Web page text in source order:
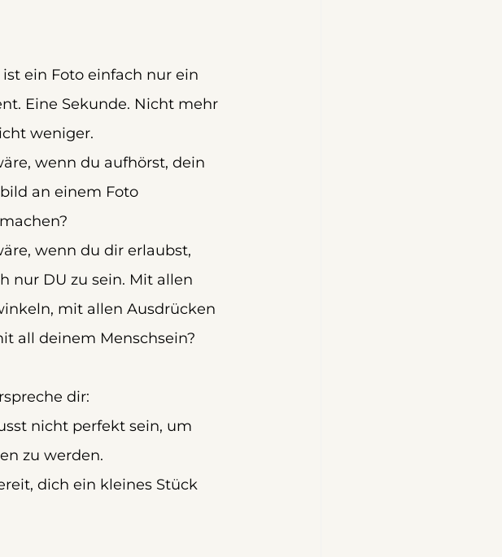
ist ein Foto einfach nur ein
Eine Sekunde. Nicht mehr
weniger.
wenn du aufhörst, dein
an einem Foto
wenn du dir erlaubst,
nur DU zu sein. Mit allen
mit allen Ausdrücken
all deinem Menschsein?
dir:
nicht perfekt sein, um
zu werden.
dich ein kleines Stück